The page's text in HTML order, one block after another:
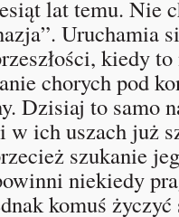
lat temu. Nie
Uruchamia
kiedy
chorych pod
Dzisiaj to samo
w ich uszach już
szukanie
niekiedy
komuś życzyć